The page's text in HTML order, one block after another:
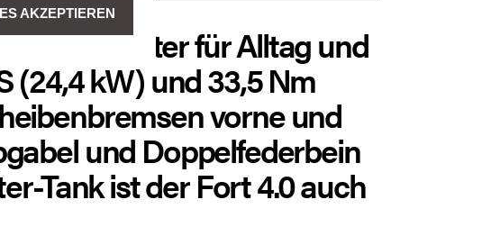
Scooter für Alltag und
(24,4 kW) und 33,5 Nm
vorne und
und Doppelfederbein
Tank ist der Fort 4.0 auch
AKZEPTIEREN